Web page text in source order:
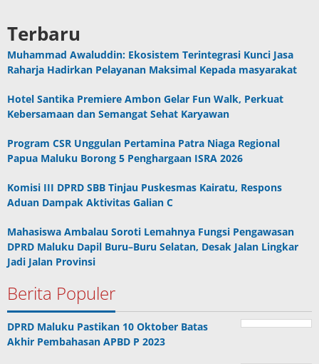
Terbaru
Muhammad Awaluddin: Ekosistem Terintegrasi Kunci Jasa
Raharja Hadirkan Pelayanan Maksimal Kepada masyarakat
Hotel Santika Premiere Ambon Gelar Fun Walk, Perkuat
Kebersamaan dan Semangat Sehat Karyawan
Program CSR Unggulan Pertamina Patra Niaga Regional
Papua Maluku Borong 5 Penghargaan ISRA 2026
Komisi III DPRD SBB Tinjau Puskesmas Kairatu, Respons
Aduan Dampak Aktivitas Galian C
Mahasiswa Ambalau Soroti Lemahnya Fungsi Pengawasan
DPRD Maluku Dapil Buru–Buru Selatan, Desak Jalan Lingkar
Jadi Jalan Provinsi
Berita Populer
DPRD Maluku Pastikan 10 Oktober Batas
Akhir Pembahasan APBD P 2023